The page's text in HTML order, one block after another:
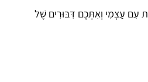
עִם עַצְמִי וְאִתְּכֶם דִּבּוּרִים שֶׁל